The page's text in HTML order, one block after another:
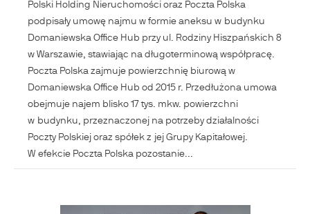
Polski Holding Nieruchomości oraz Poczta Polska
podpisały umowę najmu w formie aneksu w budynku
Domaniewska Office Hub przy ul. Rodziny Hiszpańskich 8
w Warszawie, stawiając na długoterminową współpracę.
Poczta Polska zajmuje powierzchnię biurową w
Domaniewska Office Hub od 2015 r. Przedłużona umowa
obejmuje najem blisko 17 tys. mkw. powierzchni
w budynku, przeznaczonej na potrzeby działalności
Poczty Polskiej oraz spółek z jej Grupy Kapitałowej.
W efekcie Poczta Polska pozostanie...